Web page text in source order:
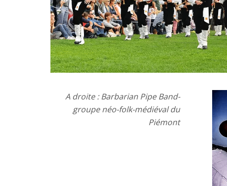
A droite : Barbarian Pipe Band-
groupe néo-folk-médiéval du
Piémont